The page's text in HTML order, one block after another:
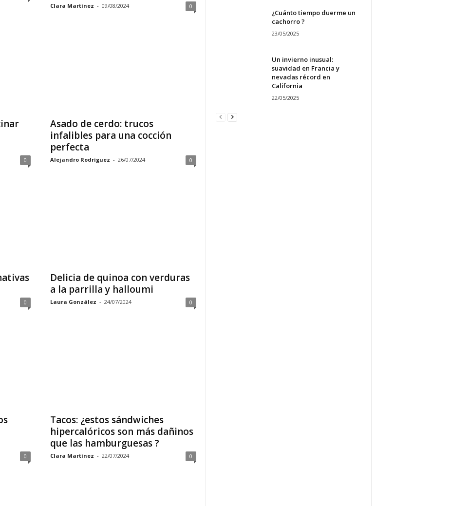
Clara Martínez - 09/08/2024 0
0
Asado de cerdo: trucos
infalibles para una cocción
perfecta
Alejandro Rodríguez - 26/07/2024 0
0
Delicia de quinoa con verduras
a la parrilla y halloumi
Laura González - 24/07/2024 0
0
Tacos: ¿estos sándwiches
hipercalóricos son más dañinos
que las hamburguesas ?
Clara Martínez - 22/07/2024 0
¿Cuánto tiempo duerme un
cachorro ?
23/05/2025
Un invierno inusual:
suavidad en Francia y
nevadas récord en
California
22/05/2025